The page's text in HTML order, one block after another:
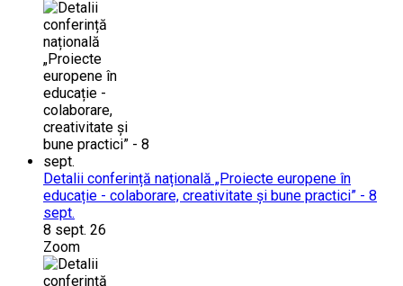
Detalii conferință națională „Proiecte europene în
educație - colaborare, creativitate și bune practici” - 8
sept.
8 sept. 26
Zoom